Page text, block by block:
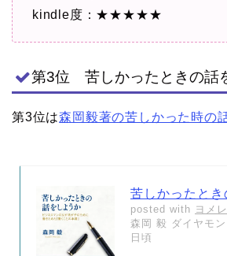
kindle度：★★★★★
第3位 苦しかったときの話
第3位は森岡毅著の苦しかった時の
苦しかったと
posted with ヨメ
森岡 毅 ダイヤモ
日頃